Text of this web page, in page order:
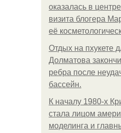
оказалась в
визита блогера
её
Отдых на пхукете
Долматова
ребра после
бассейн.
К началу 1980-х
стала лицом
моделинга и